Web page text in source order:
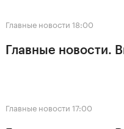
Главные новости 18:00
Главные новости.
Главные новости 17:00